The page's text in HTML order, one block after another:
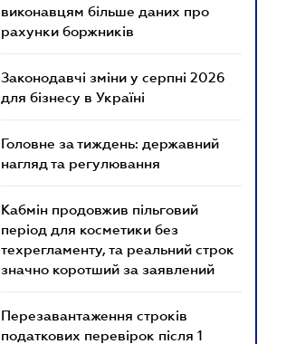
виконавцям більше даних про
рахунки боржників
Законодавчі зміни у серпні 2026
для бізнесу в Україні
Головне за тиждень: державний
нагляд та регулювання
Кабмін продовжив пільговий
період для косметики без
техрегламенту, та реальний строк
значно коротший за заявлений
Перезавантаження строків
податкових перевірок після 1